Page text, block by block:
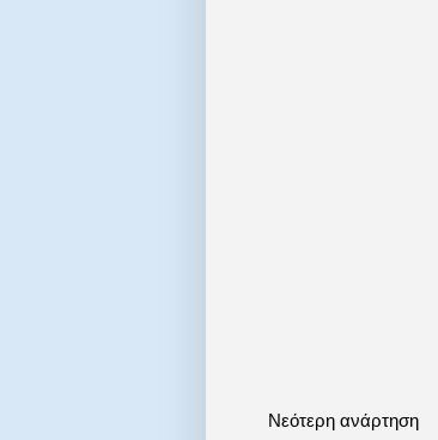
Νεότερη ανάρτηση